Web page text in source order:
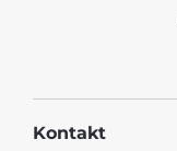
Kontakt